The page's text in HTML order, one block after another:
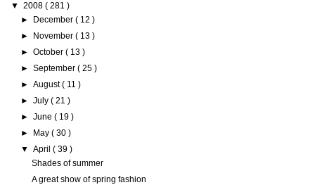
▼ 2008 ( 281 )
►
December( 12 )
►
November( 13 )
►October( 13 )
►September( 25 )
►August( 11 )
►July( 21 )
►June( 19 )
►
May( 30 )
▼April( 39 )
Shades of summer
A great show of spring fashion